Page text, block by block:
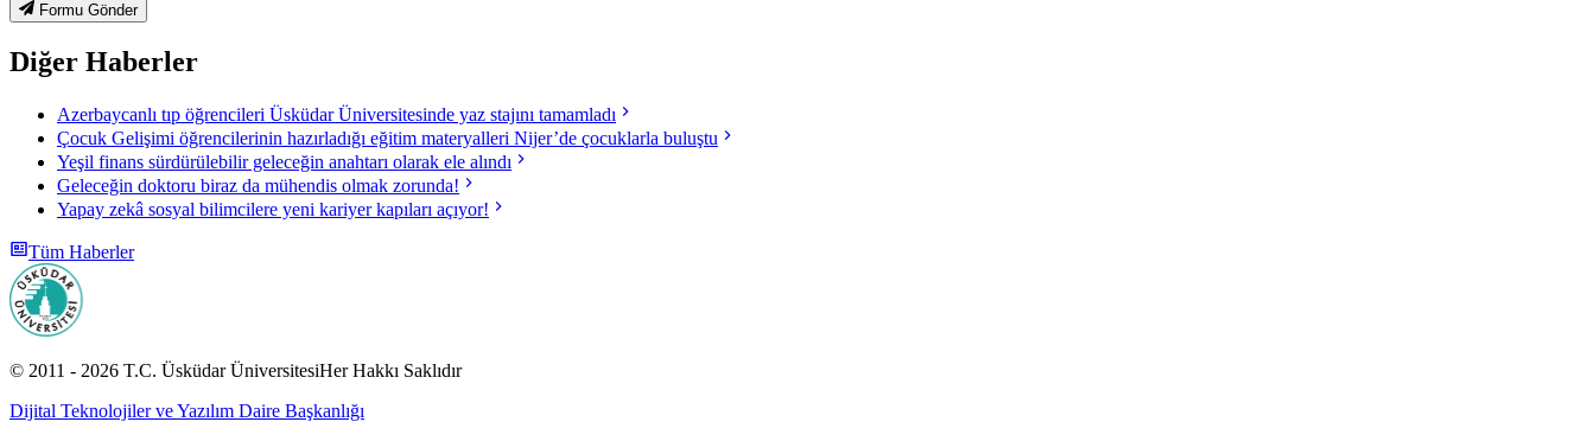
Formu Gönder
Diğer Haberler
Azerbaycanlı tıp öğrencileri Üsküdar Üniversitesinde yaz stajını tamamladı
Çocuk Gelişimi öğrencilerinin hazırladığı eğitim materyalleri Nijer’de çocuklarla buluştu
Yeşil finans sürdürülebilir geleceğin anahtarı olarak ele alındı
Geleceğin doktoru biraz da mühendis olmak zorunda!
Yapay zekâ sosyal bilimcilere yeni kariyer kapıları açıyor!
Tüm Haberler
© 2011 - 2026 T.C. Üsküdar ÜniversitesiHer Hakkı Saklıdır
Dijital Teknolojiler ve Yazılım Daire Başkanlığı